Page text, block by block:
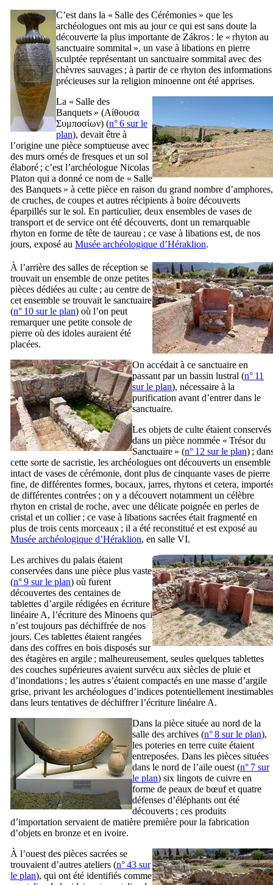
C’est dans la « Salle des Cérémonies » que les
archéologues ont mis au jour ce qui est sans doute la
découverte la plus importante de Zákros : le « rhyton au
sanctuaire sommital », un vase à libations en pierre
sculptée représentant un sanctuaire sommital avec des
chèvres sauvages ; à partir de ce rhyton des informations
précieuses sur la religion minoenne ont été apprises.
La « Salle des
Banquets » (Αίθουσα
Συμποσίων) (n° 6 sur le
plan), devait être à
l’origine une pièce somptueuse avec
des murs ornés de fresques et un sol
élaboré ; c’est l’archéologue Nicolas
Platon qui a donné ce nom de « Salle
des Banquets » à cette pièce en raison du grand nombre d’amphores,
de cruches, de coupes et autres récipients à boire découverts
éparpillés sur le sol. En particulier, deux ensembles de vases de
transport et de service ont été découverts, dont un remarquable
rhyton en forme de tête de taureau ; ce vase à libations est, de nos
jours, exposé au Musée archéologique d’Héraklion.
À l’arrière des salles de réception se
trouvait un ensemble de onze petites
pièces dédiées au culte ; au centre de
cet ensemble se trouvait le sanctuaire
(n° 10 sur le plan) où l’on peut
remarquer une petite console de
pierre où des idoles auraient été
placées.
On accédait à ce sanctuaire en
passant par un bassin lustral (n° 11
sur le plan), nécessaire à la
purification avant d’entrer dans le
sanctuaire.
Les objets de culte étaient conservés
dans un pièce nommée « Trésor du
Sanctuaire » (n° 12 sur le plan) ;
cette sorte de sacristie, les archéologues ont découverts un ensemble
intact de vases de cérémonie, dont plus de cinquante vases de pierre
fine, de différentes formes, bocaux, jarres, rhytons et cetera,
de différentes contrées ; on y a découvert notamment un célèbre
rhyton en cristal de roche, avec une délicate poignée en perles de
cristal et un collier ; ce vase à libations sacrées était fragmenté en
plus de trois cents morceaux ; il a été reconstitué et est exposé au
Musée archéologique d’Héraklion, en salle VI.
Les archives du palais étaient
conservées dans une pièce plus vaste
(n° 9 sur le plan) où furent
découvertes des centaines de
tablettes d’argile rédigées en écriture
linéaire A, l’écriture des Minoens qui
n’est toujours pas déchiffrée de nos
jours. Ces tablettes étaient rangées
dans des coffres en bois disposés sur
des étagères en argile ; malheureusement, seules quelques tablettes
des couches supérieures avaient survécu aux siècles de pluie et
d’inondations ; les autres s’étaient compactés en une masse d’argile
grise, privant les archéologues d’indices potentiellement inestimables
dans leurs tentatives de déchiffrer l’écriture linéaire A.
Dans la pièce située au nord de la
salle des archives (n° 8 sur le plan),
les poteries en terre cuite étaient
entreposées. Dans les pièces situées
dans le nord de l’aile ouest (n° 7 sur
le plan) six lingots de cuivre en
forme de peaux de bœuf et quatre
défenses d’éléphants ont été
découverts ; ces produits
d’importation servaient de matière première pour la fabrication
d’objets en bronze et en ivoire.
À l’ouest des pièces sacrées se
trouvaient d’autres ateliers (n° 43 sur
le plan), qui ont été identifiés comme